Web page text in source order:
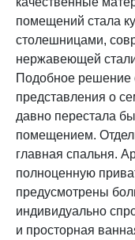
помещений стала
столешницами,
нержавеющей
Подобное решение
представления о
давно перестала
помещением.
главная спальня.
полноценную
предусмотрены
индивидуально
и просторная